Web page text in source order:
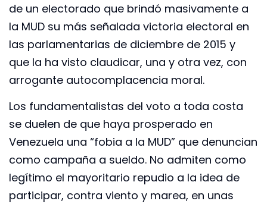
de un electorado que brindó masivamente a
la MUD su más señalada victoria electoral en
las parlamentarias de diciembre de 2015 y
que la ha visto claudicar, una y otra vez, con
arrogante autocomplacencia moral.
Los fundamentalistas del voto a toda costa
se duelen de que haya prosperado en
Venezuela una “fobia a la MUD” que denuncian
como campaña a sueldo. No admiten como
legítimo el mayoritario repudio a la idea de
participar, contra viento y marea, en unas